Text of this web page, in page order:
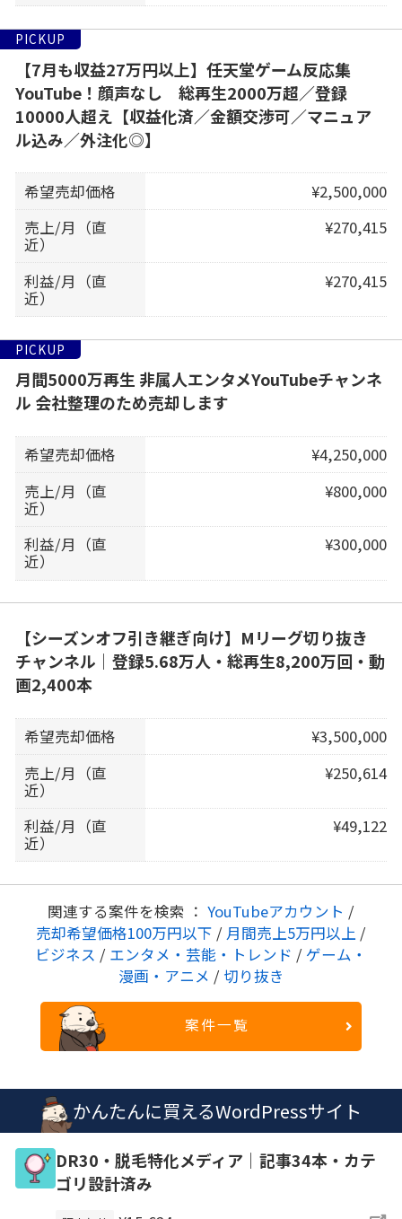
PICKUP
【7月も収益27万円以上】任天堂ゲーム反応集
YouTube！顔声なし 総再生2000万超／登録
10000人超え【収益化済／金額交渉可／マニュア
ル込み／外注化◎】
希望売却価格
¥2,500,000
売上/月（直
近）
¥270,415
利益/月（直
近）
¥270,415
PICKUP
月間5000万再生 非属人エンタメYouTubeチャンネ
ル 会社整理のため売却します
希望売却価格
¥4,250,000
売上/月（直
近）
¥800,000
利益/月（直
近）
¥300,000
【シーズンオフ引き継ぎ向け】Mリーグ切り抜き
チャンネル｜登録5.68万人・総再生8,200万回・動
画2,400本
希望売却価格
¥3,500,000
売上/月（直
近）
¥250,614
利益/月（直
近）
¥49,122
関連する案件を検索 ： YouTubeアカウント /
売却希望価格100万円以下 / 月間売上5万円以上 /
ビジネス / エンタメ・芸能・トレンド / ゲーム・
漫画・アニメ / 切り抜き
案件一覧
かんたんに買えるWordPressサイト
DR30・脱毛特化メディア｜記事34本・カテ
ゴリ設計済み